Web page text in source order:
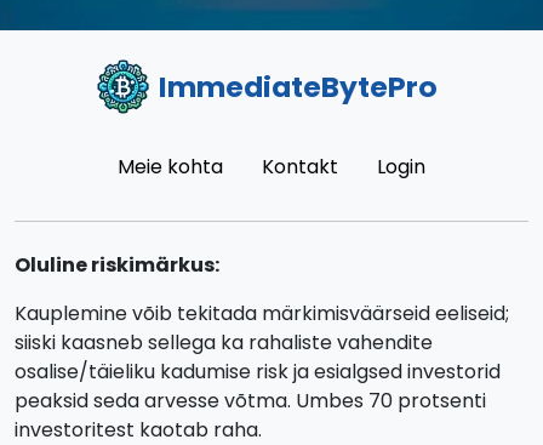
ImmediateBytePro
Meie kohta Kontakt Login
Oluline riskimärkus:
Kauplemine võib tekitada märkimisväärseid eeliseid;
siiski kaasneb sellega ka rahaliste vahendite
osalise/täieliku kadumise risk ja esialgsed investorid
peaksid seda arvesse võtma. Umbes 70 protsenti
investoritest kaotab raha.